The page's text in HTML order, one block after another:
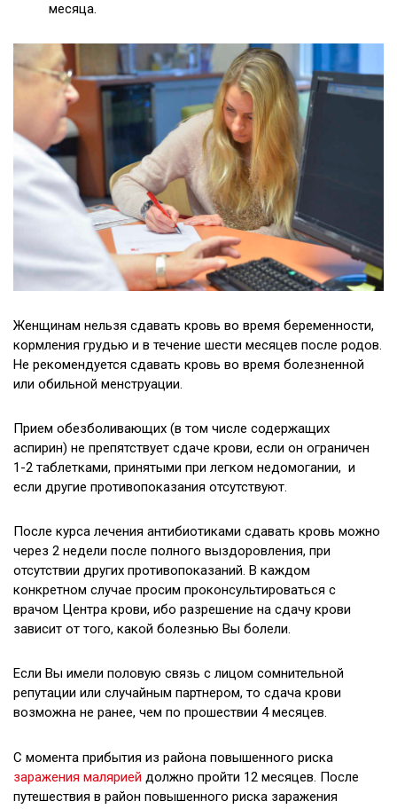
месяца.
Женщинам нельзя сдавать кровь во время беременности,
кормления грудью и в течение шести месяцев после родов.
Не рекомендуется сдавать кровь во время болезненной
или обильной менструации.
Прием обезболивающих (в том числе содержащих
аспирин) не препятствует сдаче крови, если он ограничен
1-2 таблетками, принятыми при легком недомогании, и
если другие противопоказания отсутствуют.
После курса лечения антибиотиками сдавать кровь можно
через 2 недели после полного выздоровления, при
отсутствии других противопоказаний. В каждом
конкретном случае просим проконсультироваться с
врачом Центра крови, ибо разрешение на сдачу крови
зависит от того, какой болезнью Вы болели.
Если Вы имели половую связь с лицом сомнительной
репутации или случайным партнером, то сдача крови
возможна не ранее, чем по прошествии 4 месяцев.
С момента прибытия из района повышенного риска
заражения малярией должно пройти 12 месяцев. После
путешествия в район повышенного риска заражения